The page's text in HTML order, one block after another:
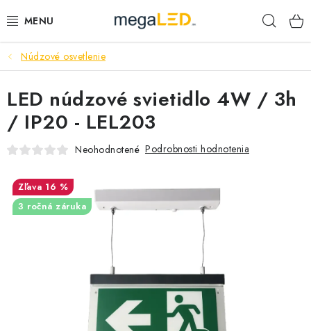
na
PRIEMYSEL
SVIETIDLÁ
ŽIAROVKY A TRUBICE
ELEKTROMATERIÁL
SAMSUNG SVIETIDLÁ
SOLÁRNE SYSTÉMY
Núdzové osvetlenie
LED núdzové svietidlo 4W / 3h
/ IP20 - LEL203
Neohodnotené Podrobnosti hodnotenia
16 %
3 ročná záruka